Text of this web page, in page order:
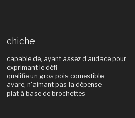
chiche
capable de, ayant assez d'audace pour
exprimant le défi
qualifie un gros pois comestible
avare, n'aimant pas la dépense
plat à base de brochettes